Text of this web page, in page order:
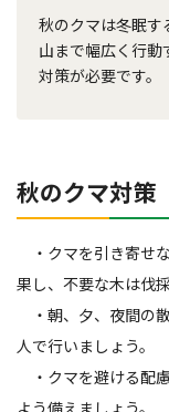
秋のクマは冬眠す
山まで幅広く行動
対策が必要です。
秋のクマ対策
・クマを引き寄せ
果し、不要な木は伐
・朝、夕、夜間の
人で行いましょう。
・クマを避ける配
よう備えましょう。